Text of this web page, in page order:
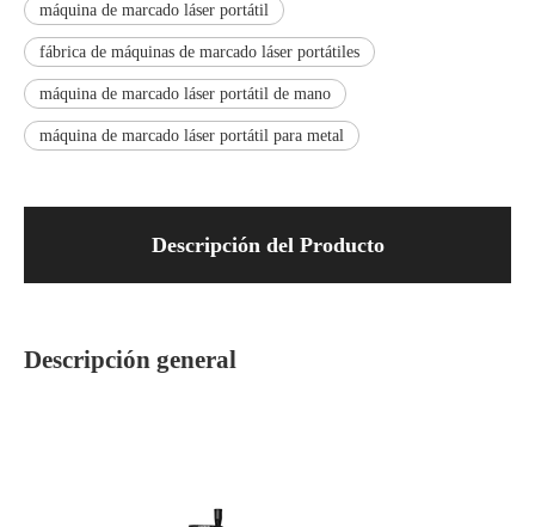
máquina de marcado láser portátil
fábrica de máquinas de marcado láser portátiles
máquina de marcado láser portátil de mano
máquina de marcado láser portátil para metal
Descripción del Producto
Descripción general